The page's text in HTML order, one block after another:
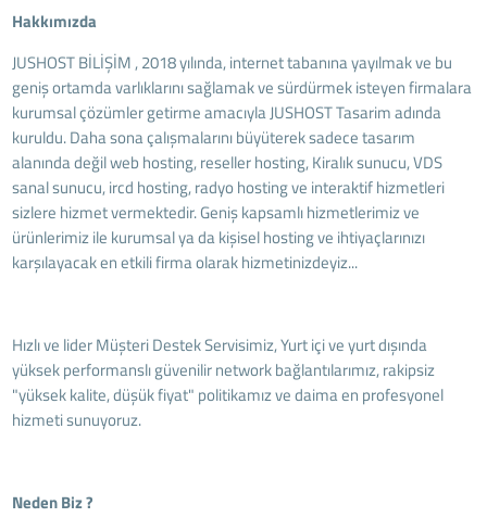
Hakkımızda
JUSHOST BİLİŞİM , 2018 yılında, internet tabanına yayılmak ve bu
geniş ortamda varlıklarını sağlamak ve sürdürmek isteyen firmalara
kurumsal çözümler getirme amacıyla JUSHOST Tasarim adında
kuruldu. Daha sona çalışmalarını büyüterek sadece tasarım
alanında değil web hosting, reseller hosting, Kiralık sunucu, VDS
sanal sunucu, ircd hosting, radyo hosting ve interaktif hizmetleri
sizlere hizmet vermektedir. Geniş kapsamlı hizmetlerimiz ve
ürünlerimiz ile kurumsal ya da kişisel hosting ve ihtiyaçlarınızı
karşılayacak en etkili firma olarak hizmetinizdeyiz...
Hızlı ve lider Müşteri Destek Servisimiz, Yurt içi ve yurt dışında
yüksek performanslı güvenilir network bağlantılarımız, rakipsiz
"yüksek kalite, düşük fiyat" politikamız ve daima en profesyonel
hizmeti sunuyoruz.
Neden Biz ?